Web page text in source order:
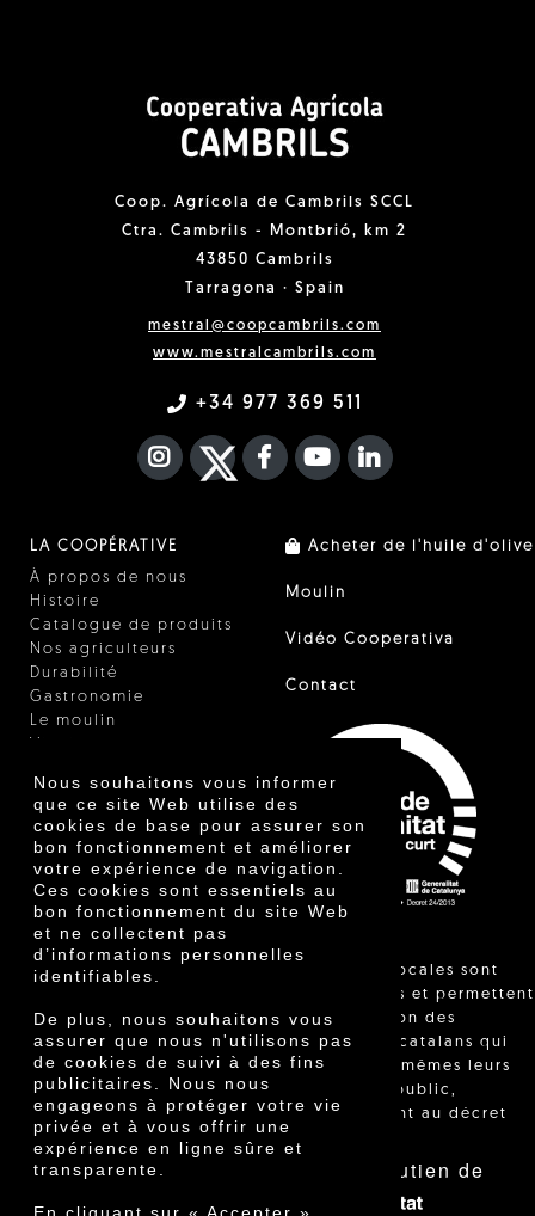
Nous souhaitons vous informer
que ce site Web utilise des
cookies de base pour assurer son
bon fonctionnement et améliorer
votre expérience de navigation.
Ces cookies sont essentiels au
bon fonctionnement du site Web
et ne collectent pas
d’informations personnelles
identifiables.
De plus, nous souhaitons vous
assurer que nous n'utilisons pas
de cookies de suivi à des fins
publicitaires. Nous nous
engageons à protéger votre vie
privée et à vous offrir une
expérience en ligne sûre et
transparente.
Coop. Agrícola de Cambrils SCCL
Ctra. Cambrils - Montbrió, km 2
43850 Cambrils
Tarragona · Spain
mestral@coopcambrils.com
www.mestralcambrils.com
+34 977 369 511
INSTAGRAM
TWITTER
FACEBOOK F
YOUTUBEFA LINKEDIN
LA COOPÉRATIVE
À propos de nous
Histoire
Catalogue de produits
Nos agriculteurs
Durabilité
Gastronomie
Le moulin
Certificats
Prix
Innovation
Acheter de l'huile d'olive
Moulin
Vidéo Cooperativa
Contact
"Les ventes locales sont
réglementées et permettent
l'identification des
agriculteurs catalans qui
vendent eux-mêmes leurs
produits au public,
conformément au décret
Avec le soutien de